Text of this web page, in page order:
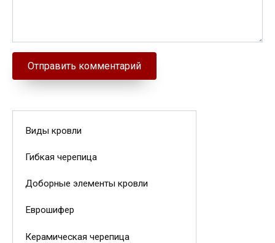
Виды кровли
Гибкая черепица
Доборные элементы кровли
Еврошифер
Керамическая черепица